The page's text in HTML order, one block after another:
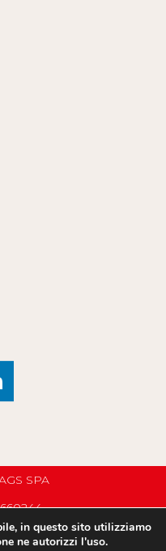
SPA
in questo sito utilizziamo
ne autorizzi l'uso.